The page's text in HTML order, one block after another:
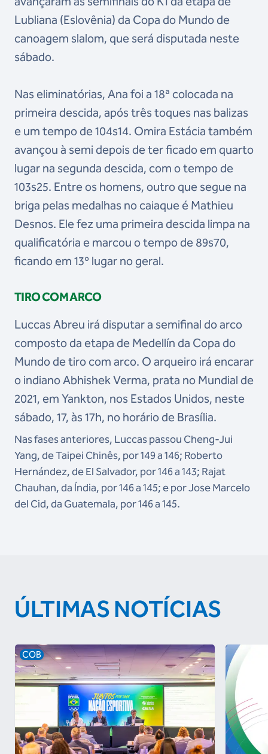
Lubliana (Eslovênia) da Copa do Mundo de
canoagem slalom, que será disputada neste
sábado.
Nas eliminatórias, Ana foi a 18ª colocada na
primeira descida, após três toques nas balizas
e um tempo de 104s14. Omira Estácia também
avançou à semi depois de ter ficado em quarto
lugar na segunda descida, com o tempo de
103s25. Entre os homens, outro que segue na
briga pelas medalhas no caiaque é Mathieu
Desnos. Ele fez uma primeira descida limpa na
qualificatória e marcou o tempo de 89s70,
ficando em 13º lugar no geral.
TIRO COM ARCO
Luccas Abreu irá disputar a semifinal do arco
composto da etapa de Medellín da Copa do
Mundo de tiro com arco. O arqueiro irá encarar
o indiano Abhishek Verma, prata no Mundial de
2021, em Yankton, nos Estados Unidos, neste
sábado, 17, às 17h, no horário de Brasília.
Nas fases anteriores, Luccas passou Cheng-Jui
Yang, de Taipei Chinês, por 149 a 146; Roberto
Hernández, de El Salvador, por 146 a 143; Rajat
Chauhan, da Índia, por 146 a 145; e por Jose Marcelo
del Cid, da Guatemala, por 146 a 145.
ÚLTIMAS NOTÍCIAS
COB